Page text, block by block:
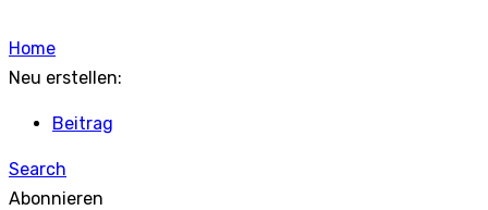
Home
Neu erstellen:
Beitrag
Search
Abonnieren